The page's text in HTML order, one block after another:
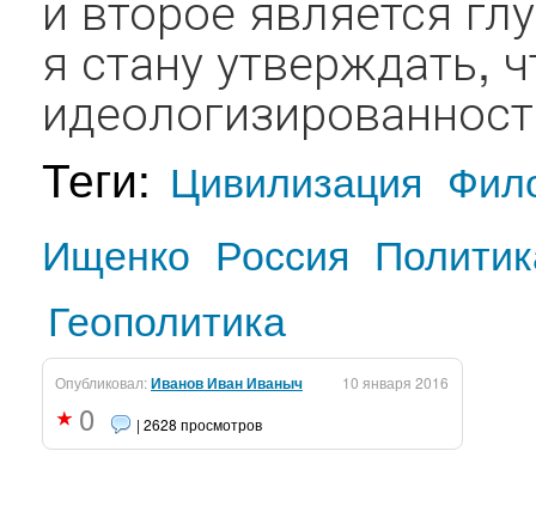
я стану утверждать,
Теги: Цивилизация
Ищенко Россия
Геополитика
Опубликовал:Иванов Иван Иваныч 10 января 2016
0 | 2628 просмотров